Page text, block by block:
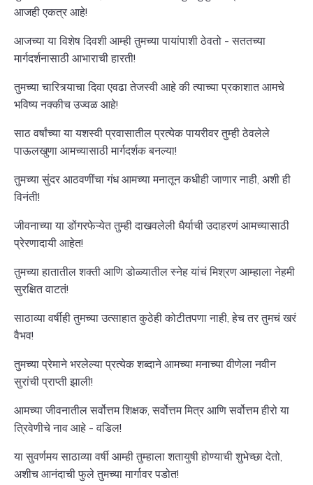
आजही एकत्र आहे!
आजच्या या विशेष दिवशी आम्ही तुमच्या पायांपाशी ठेवतो - सततच्या
मार्गदर्शनासाठी आभाराची हारती!
तुमच्या चारित्र्याचा दिवा एवढा तेजस्वी आहे की त्याच्या प्रकाशात आमचे
भविष्य नक्कीच उज्वळ आहे!
साठ वर्षांच्या या यशस्वी प्रवासातील प्रत्येक पायरीवर तुम्ही ठेवलेले
पाऊलखुणा आमच्यासाठी मार्गदर्शक बनल्या!
तुमच्या सुंदर आठवणींचा गंध आमच्या मनातून कधीही जाणार नाही, अशी ही
विनंती!
जीवनाच्या या डोंगरफेऱ्येत तुम्ही दाखवलेली धैर्याची उदाहरणं आमच्यासाठी
प्रेरणादायी आहेत!
तुमच्या हातातील शक्ती आणि डोळ्यातील स्नेह यांचं मिश्रण आम्हाला नेहमी
सुरक्षित वाटतं!
साठाव्या वर्षीही तुमच्या उत्साहात कुठेही कोटीतपणा नाही, हेच तर तुमचं खरं
वैभव!
तुमच्या प्रेमाने भरलेल्या प्रत्येक शब्दाने आमच्या मनाच्या वीणेला नवीन
सुरांची प्राप्ती झाली!
आमच्या जीवनातील सर्वोत्तम शिक्षक, सर्वोत्तम मित्र आणि सर्वोत्तम हीरो या
त्रिवेणीचे नाव आहे - वडिल!
या सुवर्णमय साठाव्या वर्षी आम्ही तुम्हाला शतायुषी होण्याची शुभेच्छा देतो,
अशीच आनंदाची फुले तुमच्या मार्गावर पडोत!